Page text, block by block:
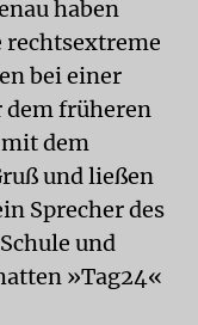
haben
rechtsextreme
bei einer
dem früheren
dem
und ließen
Sprecher des
und
»Tag24«